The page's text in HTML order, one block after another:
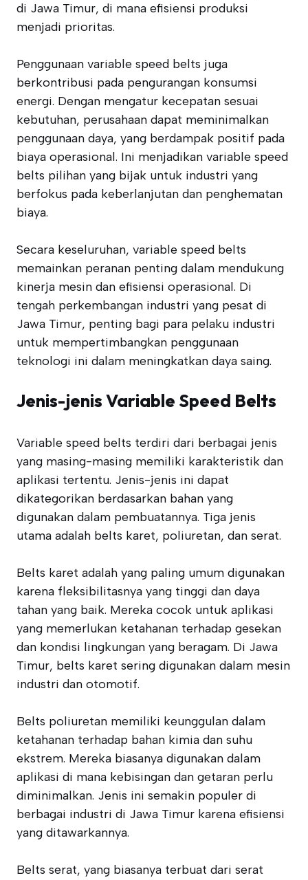
di Jawa Timur, di mana efisiensi produksi
menjadi prioritas.
Penggunaan variable speed belts juga
berkontribusi pada pengurangan konsumsi
energi. Dengan mengatur kecepatan sesuai
kebutuhan, perusahaan dapat meminimalkan
penggunaan daya, yang berdampak positif pada
biaya operasional. Ini menjadikan variable speed
belts pilihan yang bijak untuk industri yang
berfokus pada keberlanjutan dan penghematan
biaya.
Secara keseluruhan, variable speed belts
memainkan peranan penting dalam mendukung
kinerja mesin dan efisiensi operasional. Di
tengah perkembangan industri yang pesat di
Jawa Timur, penting bagi para pelaku industri
untuk mempertimbangkan penggunaan
teknologi ini dalam meningkatkan daya saing.
Jenis-jenis Variable Speed Belts
Variable speed belts terdiri dari berbagai jenis
yang masing-masing memiliki karakteristik dan
aplikasi tertentu. Jenis-jenis ini dapat
dikategorikan berdasarkan bahan yang
digunakan dalam pembuatannya. Tiga jenis
utama adalah belts karet, poliuretan, dan serat.
Belts karet adalah yang paling umum digunakan
karena fleksibilitasnya yang tinggi dan daya
tahan yang baik. Mereka cocok untuk aplikasi
yang memerlukan ketahanan terhadap gesekan
dan kondisi lingkungan yang beragam. Di Jawa
Timur, belts karet sering digunakan dalam mesin
industri dan otomotif.
Belts poliuretan memiliki keunggulan dalam
ketahanan terhadap bahan kimia dan suhu
ekstrem. Mereka biasanya digunakan dalam
aplikasi di mana kebisingan dan getaran perlu
diminimalkan. Jenis ini semakin populer di
berbagai industri di Jawa Timur karena efisiensi
yang ditawarkannya.
Belts serat, yang biasanya terbuat dari serat